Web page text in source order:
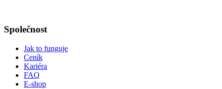
Společnost
Jak to funguje
Ceník
Kariéra
FAQ
E-shop